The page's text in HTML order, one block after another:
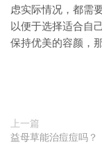
虑实际情况，都需
以便于选择适合自
保持优美的容颜，
上一篇
益母草能治痘痘吗？